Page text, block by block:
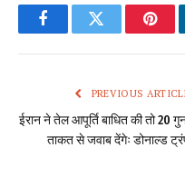
FacebookTwitter
PREVIOUS
ईरान ने तेल आपूर्ति बाधित की तो 20
ताकत से जवाब देंगेः डोनाल्ड